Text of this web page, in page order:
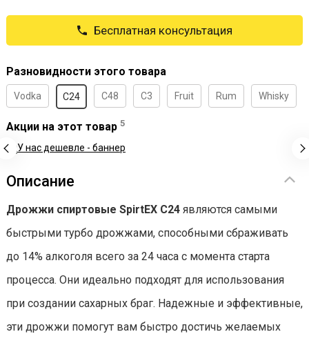
Бесплатная консультация
Разновидности этого товара
Vodka C24 C48 C3 Fruit Rum Whisky
Акции на этот товар 5
Описание
Дрожжи спиртовые SpirtEX C24 являются самыми
быстрыми турбо дрожжами, способными сбраживать
до 14% алкоголя всего за 24 часа с момента старта
процесса. Они идеально подходят для использования
при создании сахарных браг. Надежные и эффективные,
эти дрожжи помогут вам быстро достичь желаемых